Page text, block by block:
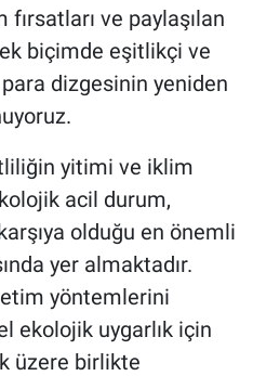
ve paylaşılan
biçimde eşitlikçi ve
dizgesinin yeniden
yitimi ve iklim
acil durum,
olduğu en önemli
yer almaktadır.
yöntemlerini
ekolojik uygarlık için
üzere birlikte